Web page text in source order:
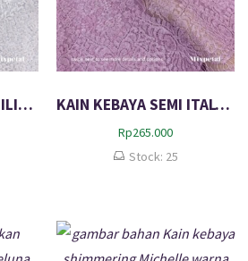
KAIN KEBAYA CHANTILIE LAMINATING INARA – Whitesilver KAIN KEBAYA SEMI ITALY CORD METALIC CLARA – Pink Lavender
Rp265.000
Stock: 25